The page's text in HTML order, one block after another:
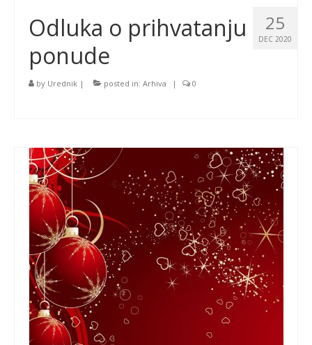
25
DEC 2020
Odluka o prihvatanju
ponude
by Urednik | posted in: Arhiva | 0